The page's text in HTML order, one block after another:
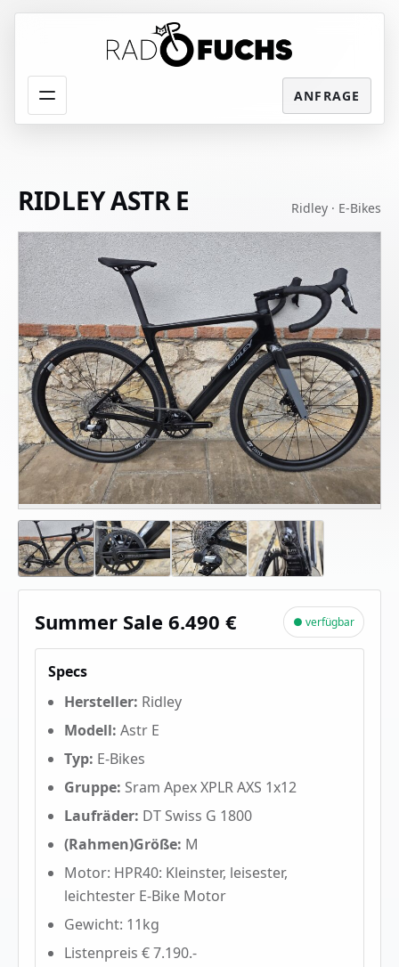
Menü
RIDLEY ASTR E Ridley · E-Bikes
Summer Sale 6.490 € ● verfügbar
Specs
Hersteller: Ridley
Modell: Astr E
Typ: E-Bikes
Gruppe: Sram Apex XPLR AXS 1x12
Laufräder: DT Swiss G 1800
(Rahmen)Größe: M
Motor: HPR40: Kleinster, leisester,
leichtester E-Bike Motor
Gewicht: 11kg
Listenpreis € 7.190.-